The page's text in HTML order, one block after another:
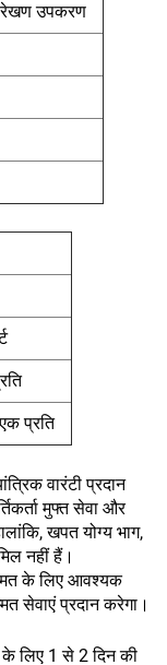
उपकरण
प्रति
वारंटी प्रदान
मुफ्त सेवा और
खपत योग्य भाग,
नहीं हैं।
के लिए आवश्यक
सेवाएं प्रदान करेगा।
के लिए 1 से 2 दिन की